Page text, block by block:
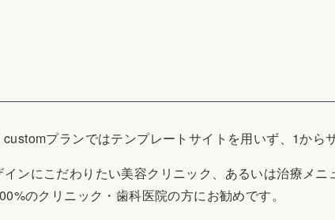
customプランではテンプレートサイトを用いず、1から
インにこだわりたい美容クリニック、あるいは治療メ
のクリニック・歯科医院の方にお勧めです。